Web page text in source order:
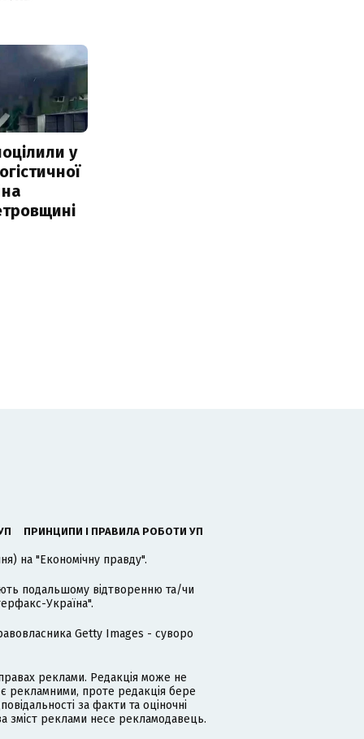
у
ПРИНЦИПИ І ПРАВИЛА РОБОТИ УП
на "Економічну правду".
подальшому відтворенню та/чи
Україна".
Getty Images - суворо
реклами. Редакція може не
рекламними, проте редакція бере
за факти та оціночні
зміст реклами несе рекламодавець.